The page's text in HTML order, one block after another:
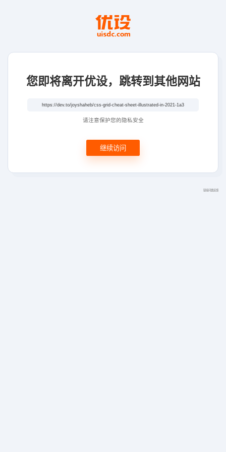
您即将离开优设，跳转到其他网站
请注意保护您的隐私安全
继续访问
链接问题反馈